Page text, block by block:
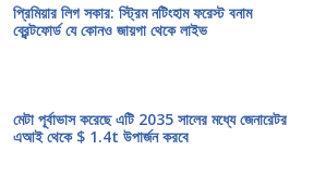
প্রিমিয়ার লিগ সকার: স্ট্রিম নটিংহাম ফরেস্ট বনাম
ব্রেন্টফোর্ড যে কোনও জায়গা থেকে লাইভ
মেটা পূর্বাভাস করেছে এটি 2035 সালের মধ্যে জেনারেটর
এআই থেকে $ 1.4t উপার্জন করবে